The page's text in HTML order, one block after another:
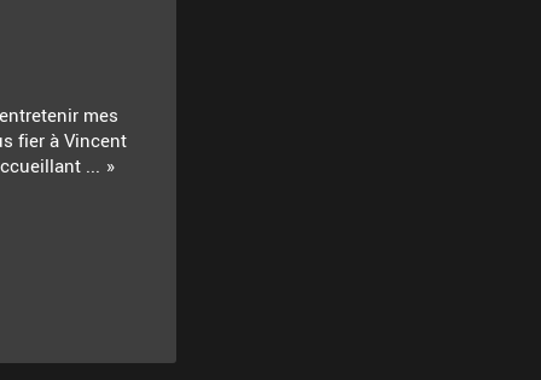
mes
fier à Vincent
...